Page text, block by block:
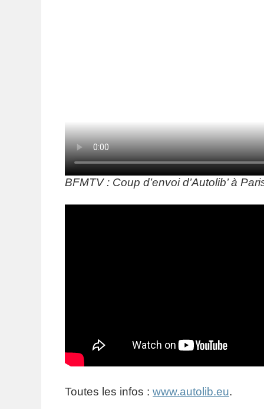
BFMTV : Coup d’envoi d’Autolib’ à
Toutes les infos : www.autolib.eu.